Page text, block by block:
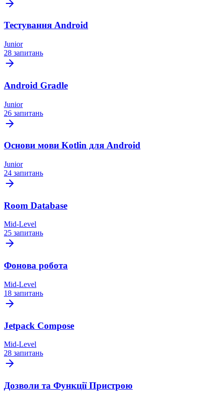
Тестування Android
Junior
28 запитань
Android Gradle
Junior
26 запитань
Основи мови Kotlin для Android
Junior
24 запитань
Room Database
Mid-Level
25 запитань
Фонова робота
Mid-Level
18 запитань
Jetpack Compose
Mid-Level
28 запитань
Дозволи та Функції Пристрою